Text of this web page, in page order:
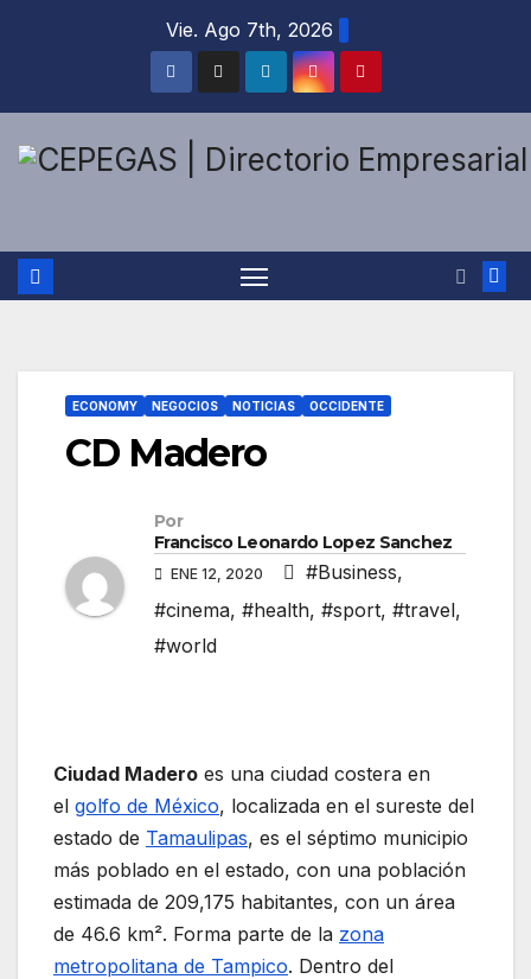
Vie. Ago 7th, 2026
ECONOMY NEGOCIOS NOTICIAS OCCIDENTE
CD Madero
Por
Francisco Leonardo Lopez Sanchez
ENE 12, 2020 #Business,
#cinema, #health, #sport, #travel,
#world
Ciudad Madero es una ciudad costera en
el golfo de México, localizada en el sureste del
estado de Tamaulipas, es el séptimo municipio
más poblado en el estado, con una población
estimada de 209,175 habitantes, con un área
de 46.6 km². Forma parte de la zona
metropolitana de Tampico. Dentro del